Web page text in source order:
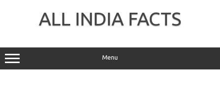
ALL INDIA FACTS
Menu